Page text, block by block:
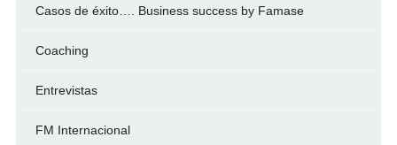
Casos de éxito…. Business success by Famase
Coaching
Entrevistas
FM Internacional